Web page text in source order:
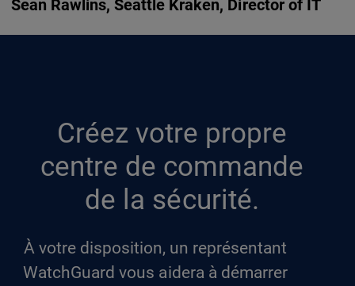
Sean Rawlins, Seattle Kraken, Director of IT
Créez votre propre
centre de commande
de la sécurité.
À votre disposition, un représentant
WatchGuard vous aidera à démarrer